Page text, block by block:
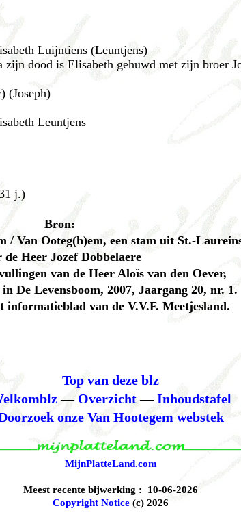
Luijntiens (Leuntjens)
dood is Elisabeth gehuwd met zijn broer
(Joseph)
Leuntjens
j.)
Bron:
/ Van Ooteg(h)em, een stam uit St.-
de Heer Jozef Dobbelaere
van de Heer Aloïs van den Oever,
De Levensboom, 2007, Jaargang 20, nr. 1.
informatieblad van de V.V.F. Meetjesland.
Top van deze blz
— Overzicht—Inhoudstafel
onze Van Hootegem webstek
MijnPlatteLand.com
Meest recente bijwerking : 10-06-2026
Copyright Notice (c) 2026